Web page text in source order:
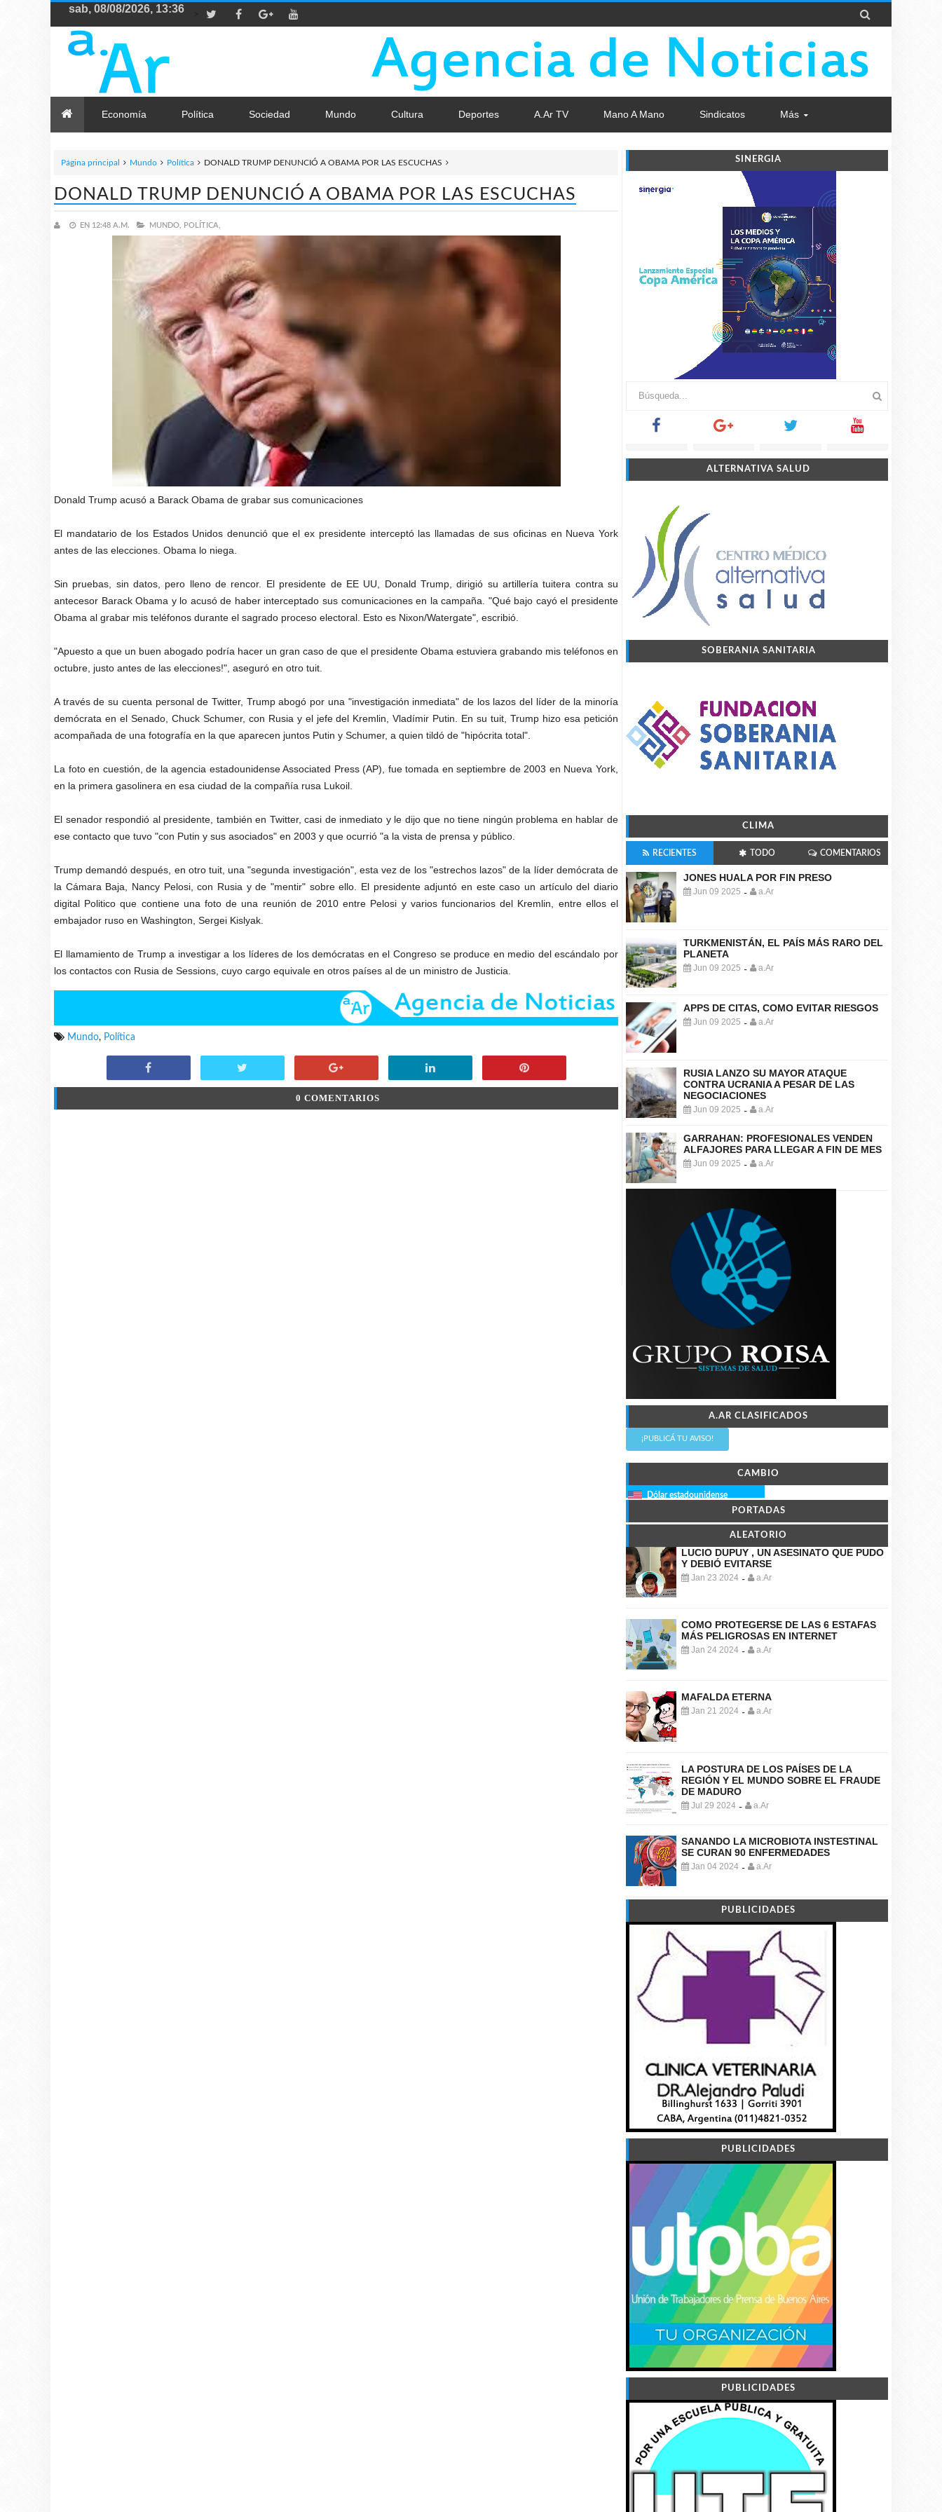

Economía Política Sociedad Mundo Cultura Deportes A.Ar TV Mano A Mano Sindicatos Más
Página principal Mundo Política DONALD TRUMP DENUNCIÓ A OBAMA POR LAS ESCUCHAS
DONALD TRUMP DENUNCIÓ A OBAMA POR LAS ESCUCHAS
EN 12:48 A.M. MUNDO, POLÍTICA,
Donald Trump acusó a Barack Obama de grabar sus comunicaciones
El mandatario de los Estados Unidos denunció que el ex presidente interceptó las llamadas de sus oficinas en Nueva York
antes de las elecciones. Obama lo niega.
Sin pruebas, sin datos, pero lleno de rencor. El presidente de EE UU, Donald Trump, dirigió su artillería tuitera contra su
antecesor Barack Obama y lo acusó de haber interceptado sus comunicaciones en la campaña. "Qué bajo cayó el presidente
Obama al grabar mis teléfonos durante el sagrado proceso electoral. Esto es Nixon/Watergate", escribió.
"Apuesto a que un buen abogado podría hacer un gran caso de que el presidente Obama estuviera grabando mis teléfonos en
octubre, justo antes de las elecciones!", aseguró en otro tuit.
A través de su cuenta personal de Twitter, Trump abogó por una "investigación inmediata" de los lazos del líder de la minoría
demócrata en el Senado, Chuck Schumer, con Rusia y el jefe del Kremlin, Vladímir Putin. En su tuit, Trump hizo esa petición
acompañada de una fotografía en la que aparecen juntos Putin y Schumer, a quien tildó de "hipócrita total".
La foto en cuestión, de la agencia estadounidense Associated Press (AP), fue tomada en septiembre de 2003 en Nueva York,
en la primera gasolinera en esa ciudad de la compañía rusa Lukoil.
El senador respondió al presidente, también en Twitter, casi de inmediato y le dijo que no tiene ningún problema en hablar de
ese contacto que tuvo "con Putin y sus asociados" en 2003 y que ocurrió "a la vista de prensa y público.
Trump demandó después, en otro tuit, una "segunda investigación", esta vez de los "estrechos lazos" de la líder demócrata de
la Cámara Baja, Nancy Pelosi, con Rusia y de "mentir" sobre ello. El presidente adjuntó en este caso un artículo del diario
digital Politico que contiene una foto de una reunión de 2010 entre Pelosi y varios funcionarios del Kremlin, entre ellos el
embajador ruso en Washington, Sergei Kislyak.
El llamamiento de Trump a investigar a los líderes de los demócratas en el Congreso se produce en medio del escándalo por
los contactos con Rusia de Sessions, cuyo cargo equivale en otros países al de un ministro de Justicia.
Mundo, Política
0 COMENTARIOS
SINERGIA
ALTERNATIVA SALUD
SOBERANIA SANITARIA
CLIMA
RECIENTES TODO COMENTARIOS
JONES HUALA POR FIN PRESO
Jun 09 2025 - a.Ar
TURKMENISTÁN, EL PAÍS MÁS RARO DEL
PLANETA
Jun 09 2025 - a.Ar
APPS DE CITAS, COMO EVITAR RIESGOS
Jun 09 2025 - a.Ar
RUSIA LANZO SU MAYOR ATAQUE
CONTRA UCRANIA A PESAR DE LAS
NEGOCIACIONES
Jun 09 2025 - a.Ar
GARRAHAN: PROFESIONALES VENDEN
ALFAJORES PARA LLEGAR A FIN DE MES
Jun 09 2025 - a.Ar
A.AR CLASIFICADOS
¡PUBLICÁ TU AVISO!
CAMBIO
Dólar estadounidense
PORTADAS
ALEATORIO
LUCIO DUPUY , UN ASESINATO QUE PUDO
Y DEBIÓ EVITARSE
Jan 23 2024 - a.Ar
COMO PROTEGERSE DE LAS 6 ESTAFAS
MÁS PELIGROSAS EN INTERNET
Jan 24 2024 - a.Ar
MAFALDA ETERNA
Jan 21 2024 - a.Ar
LA POSTURA DE LOS PAÍSES DE LA
REGIÓN Y EL MUNDO SOBRE EL FRAUDE
DE MADURO
Jul 29 2024 - a.Ar
SANANDO LA MICROBIOTA INSTESTINAL
SE CURAN 90 ENFERMEDADES
Jan 04 2024 - a.Ar
PUBLICIDADES
PUBLICIDADES
PUBLICIDADES